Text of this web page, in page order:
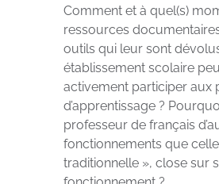
Comment et à quel(s)
ressources
outils qui leur sont
établissement scolaire
activement participer aux
d’apprentissage ?
professeur de français
fonctionnements que
traditionnelle », close sur